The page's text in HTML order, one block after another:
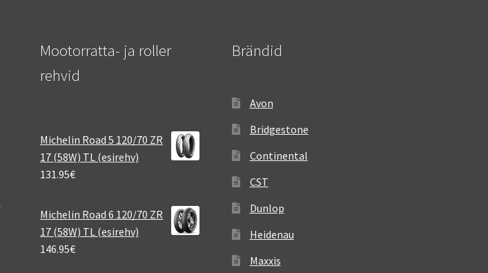
Mootorratta- ja roller
rehvid
Michelin Road 5 120/70 ZR
17 (58W) TL (esirehv)
131.95€
Michelin Road 6 120/70 ZR
17 (58W) TL (esirehv)
146.95€
Brändid
Avon
Bridgestone
Continental
CST
Dunlop
Heidenau
Maxxis